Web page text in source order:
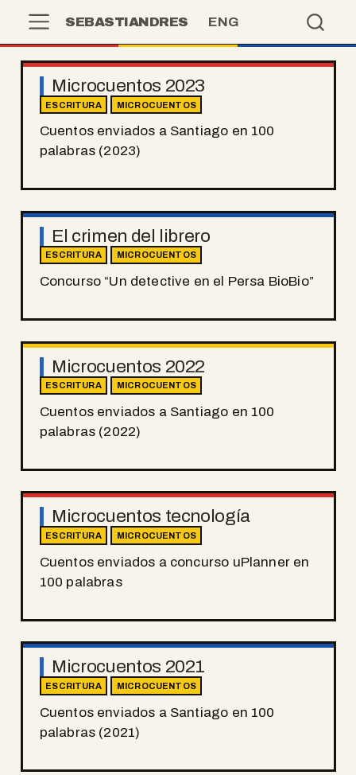
SEBASTIANDRES ENG
Microcuentos 2023
ESCRITURA MICROCUENTOS
Cuentos enviados a Santiago en 100
palabras (2023)
El crimen del librero
ESCRITURA MICROCUENTOS
Concurso “Un detective en el Persa BioBio”
Microcuentos 2022
ESCRITURA MICROCUENTOS
Cuentos enviados a Santiago en 100
palabras (2022)
Microcuentos tecnología
ESCRITURA MICROCUENTOS
Cuentos enviados a concurso uPlanner en
100 palabras
Microcuentos 2021
ESCRITURA MICROCUENTOS
Cuentos enviados a Santiago en 100
palabras (2021)